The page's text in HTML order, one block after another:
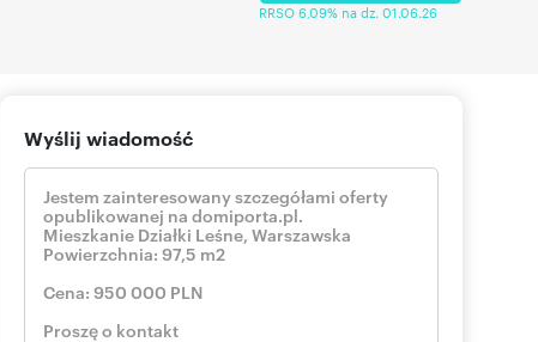
RRSO 6,09% na dz. 01.06.26
Wyślij wiadomość